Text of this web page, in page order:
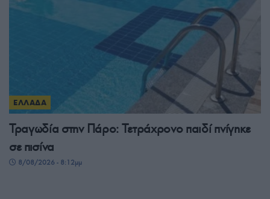
ΕΛΛΑΔΑ
Τραγωδία στην Πάρο: Τετράχρονο παιδί πνίγηκε
σε πισίνα
8/08/2026 - 8:12μμ